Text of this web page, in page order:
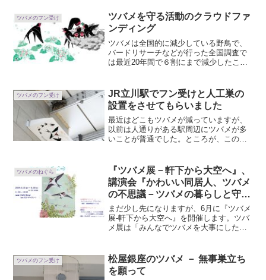
都八王子市で実際の現場をまわりながら
工夫の数々をご紹介する見...
ツバメのフン受け
ツバメを守る活動のクラウドファ
ンディング
ツバメは全国的に減少している野鳥で、
バードリサーチなどが行った全国調査で
は最近20年間で６割にまで減少したこと
制作と配布を行ってきたほか、ツバメの
人工巣やカ...
ツバメのフン受け
JR立川駅でフン受けと人工巣の
設置をさせてもらいました
最近はどこもツバメが減っていますが、
以前は人通りがある駅周辺にツバメが多
いことが普通でした。ところが、このご
ようです。1990年代から全国的にカラス
が増え、そのカラスが...
ツバメのねぐら
『ツバメ展－軒下から大空へ』、
講演会『かわいい同居人、ツバメ
の不思議－ツバメの暮らしと守る
活動』のご案内
まだ少し先になりますが、6月に『ツバメ
展-軒下から大空へ』を開催します。ツバ
メ展は「みんなでツバメを大事にした
「カフェスロー」で開催してきた展覧会
です。広い店内の...
ツバメのフン受け
松屋銀座のツバメ － 無事巣立ち
を願って